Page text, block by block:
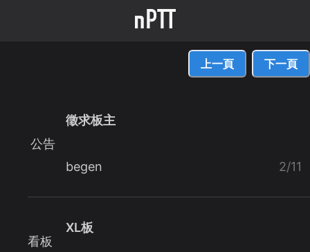
上一頁 下一頁
公告
徵求板主
begen 2/11
看板
XL板